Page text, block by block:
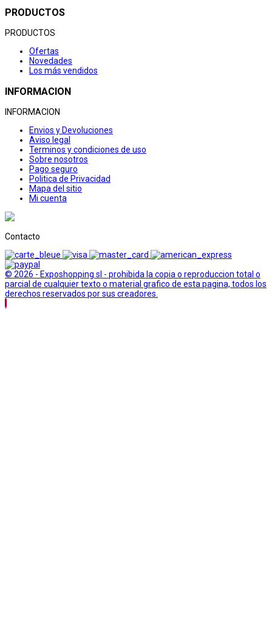
PRODUCTOS
PRODUCTOS
Ofertas
Novedades
Los más vendidos
INFORMACION
INFORMACION
Envios y Devoluciones
Aviso legal
Terminos y condiciones de uso
Sobre nosotros
Pago seguro
Politica de Privacidad
Mapa del sitio
Mi cuenta
Contacto
© 2026 - Exposhopping sl - prohibida la copia o reproduccion total o
parcial de cualquier texto o material grafico de esta pagina, todos los
derechos reservados por sus creadores.